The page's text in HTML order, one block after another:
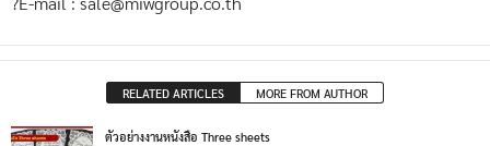
RELATED ARTICLES MORE FROM AUTHOR
ตัวอย่างงานหนังสือ Three sheets